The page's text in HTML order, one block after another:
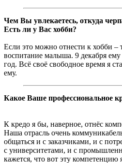
Чем Вы увлекаетесь, откуда
Есть ли у Вас хобби?
Если это можно отнести к хобби –
воспитание малыша. 9 декабря
год. Всё своё свободное время я
ему.
Какое Ваше профессиональное
К кредо я бы, наверное, отнёс
Наша отрасль очень
общаться и с заказчиками, и с
с университетами, и с
кажется, что вот эту компетенцию